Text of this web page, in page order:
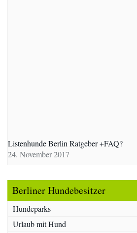
Listenhunde Berlin Ratgeber +FAQ?
24. November 2017
Berliner Hundebesitzer
Hundeparks
Urlaub mit Hund